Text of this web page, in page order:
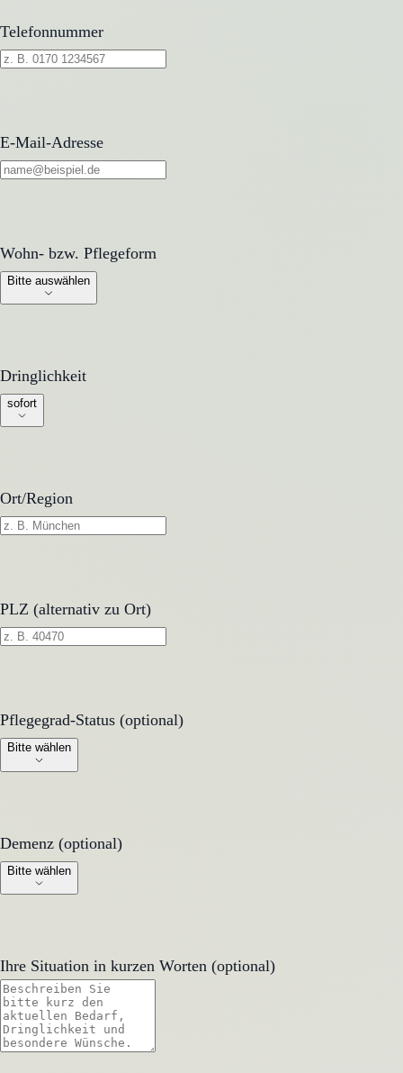
Telefonnummer
E-Mail-Adresse
Wohn- bzw. Pflegeform
Wohn- bzw. Pflegeform
Bitte auswählen
Dringlichkeit
Dringlichkeit
sofort
Ort/Region
PLZ (alternativ zu Ort)
Pflegegrad-Status (optional)
Pflegegrad-Status (optional)
Bitte wählen
Demenz (optional)
Demenz (optional)
Bitte wählen
Ihre Situation in kurzen Worten (optional)